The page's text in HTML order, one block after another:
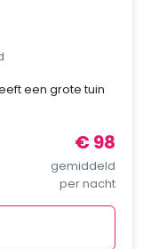
een grote tuin
€ 98
gemiddeld
per nacht